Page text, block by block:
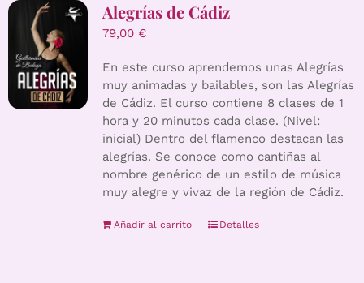
Alegrías de Cádiz
79,00 €
En este curso aprendemos unas Alegrías
muy animadas y bailables, son las Alegrías
de Cádiz. El curso contiene 8 clases de 1
hora y 20 minutos cada clase. (Nivel:
inicial) Dentro del flamenco destacan las
alegrías. Se conoce como cantiñas al
nombre genérico de un estilo de música
muy alegre y vivaz de la región de Cádiz.
Añadir al carrito Detalles